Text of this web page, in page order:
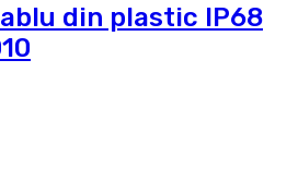
din plastic IP68